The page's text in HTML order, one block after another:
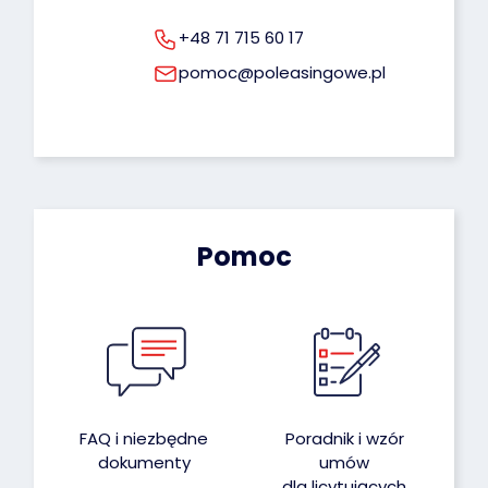
+48 71 715 60 17
pomoc@poleasingowe.pl
Pomoc
FAQ i niezbędne
dokumenty
Poradnik i wzór
umów